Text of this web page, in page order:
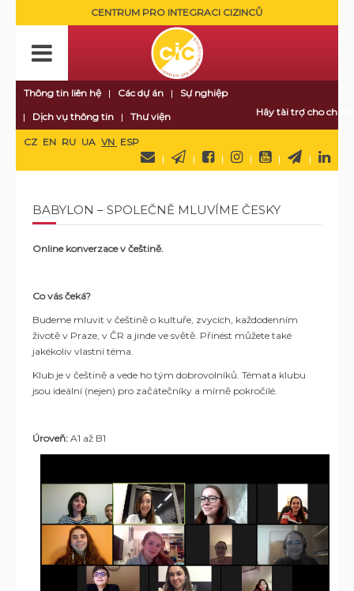
CENTRUM PRO INTEGRACI CIZINCŮ
Thông tin liên hệ Các dự án
Sự nghiệp
Dịch vụ thông tin
Thư viện Hãy tài trợ cho
CZ EN RU UA VN ESP
BABYLON – SPOLEČNĚ MLUVÍME ČESKY
Online konverzace v češtině.
Co vás čeká?
Budeme mluvit v češtině o kultuře, zvycích, každodenním
životě v Praze, v ČR a jinde ve světě. Přinést můžete také
jakékoliv vlastní téma.
Klub je v češtině a vede ho tým dobrovolníků. Témata klubu
jsou ideální (nejen) pro začátečníky a mírně pokročilé.
Úroveň: A1 až B1